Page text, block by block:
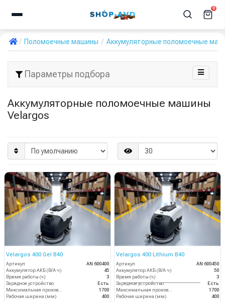
0
Поломоечные машины Аккумуляторные поломоечные
Параметры подбора
Аккумуляторные поломоечные машины
Velargos
Velargos 400 Gel B40
Артикул
AN 600400
Аккумулятор АКБ (В/А·ч)
45
Время работы (ч)
3
Зарядное устройство
Есть
1700
Рабочая ширина (мм)
400
Velargos 400 Lithium B40
Артикул
AN 600450
Аккумулятор АКБ (В/А·ч)
50
Время работы (ч)
3
Зарядное устройство
Есть
1700
Рабочая ширина (мм)
400